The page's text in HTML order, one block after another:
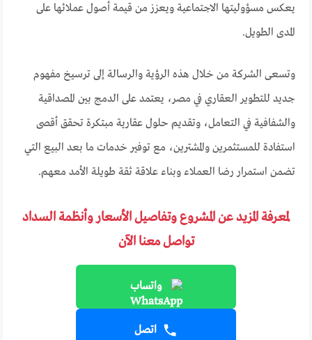
يعكس مسؤوليتها الاجتماعية ويعزز من قيمة أصول عملائها على
المدى الطويل.
وتسعى الشركة من خلال هذه الرؤية والرسالة إلى ترسيخ مفهوم
جديد للتطوير العقاري في مصر، يعتمد على الدمج بين المصداقية
والشفافية في التعامل، وتقديم حلول عقارية مبتكرة تحقق أقصى
استفادة للمستثمرين والمشترين، مع توفير خدمات ما بعد البيع التي
تضمن استمرار رضا العملاء وبناء علاقة ثقة طويلة الأمد معهم.
لمعرفة المزيد عن المشروع وتفاصيل الأسعار وأنظمة السداد
تواصل معنا الآن
واتساب
اتصل